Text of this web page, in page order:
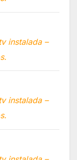
instalada –
instalada –